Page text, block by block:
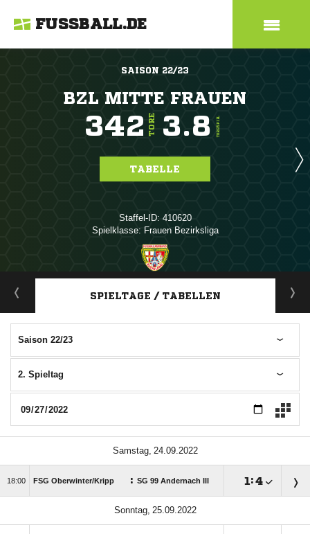
FUSSBALL.DE
SAISON 22/23
BZL MITTE FRAUEN
342 TORE 3.8 TORE/SPIEL
TABELLE
Staffel-ID: 410620
Spielklasse: Frauen Bezirksliga
ANZEIGE
SPIELTAGE / TABELLEN
Saison 22/23
2. Spieltag
 
 FSG Oberwinter/​Kripp : SG 99 Andernach III  :
 